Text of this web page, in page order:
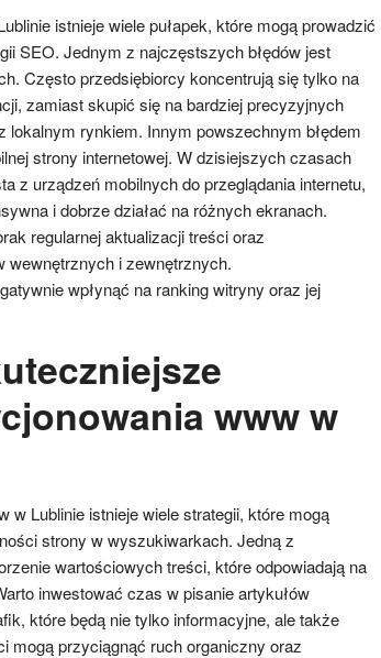
istnieje wiele pułapek, które mogą prowadzić
SEO. Jednym z najczęstszych błędów jest
Często przedsiębiorcy koncentrują się tylko na
zamiast skupić się na bardziej precyzyjnych
rynkiem. Innym powszechnym błędem
strony internetowej. W dzisiejszych czasach
z urządzeń mobilnych do przeglądania internetu,
i dobrze działać na różnych ekranach.
regularnej aktualizacji treści oraz
wewnętrznych i zewnętrznych.
wpłynąć na ranking witryny oraz jej
www w
w Lublinie istnieje wiele strategii, które mogą
strony w wyszukiwarkach. Jedną z
wartościowych treści, które odpowiadają na
inwestować czas w pisanie artykułów
które będą nie tylko informacyjne, ale także
mogą przyciągnąć ruch organiczny oraz